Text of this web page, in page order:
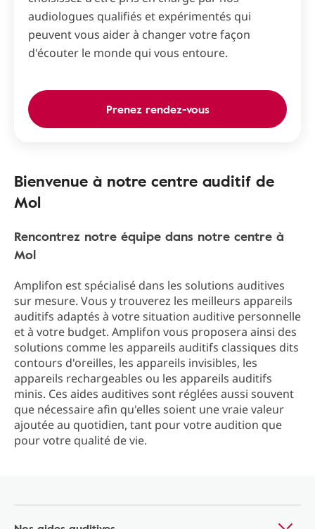
audiologues qualifiés et expérimentés qui
peuvent vous aider à changer votre façon
d'écouter le monde qui vous entoure.
Prenez rendez-vous
Bienvenue à notre centre auditif de
Mol
Rencontrez notre équipe dans notre centre à
Mol
Amplifon est spécialisé dans les solutions auditives
sur mesure. Vous y trouverez les meilleurs appareils
auditifs adaptés à votre situation auditive personnelle
et à votre budget. Amplifon vous proposera ainsi des
solutions comme les appareils auditifs classiques dits
contours d'oreilles, les appareils invisibles, les
appareils rechargeables ou les appareils auditifs
minis. Ces aides auditives sont réglées aussi souvent
que nécessaire afin qu'elles soient une vraie valeur
ajoutée au quotidien, tant pour votre audition que
pour votre qualité de vie.